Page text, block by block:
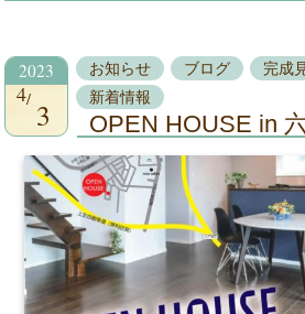
2023
4
3
お知らせ ブログ 完成
新着情報
OPEN HOUSE in